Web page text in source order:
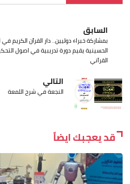
السابق
بمشاركة خبراء دوليين.. دار القرآن الكريم في
الحسينية يقيم دورة تدريبية في اصول
القرآني
التالي
النجعة في شرح اللمعة
قد يعجبك ايضاً